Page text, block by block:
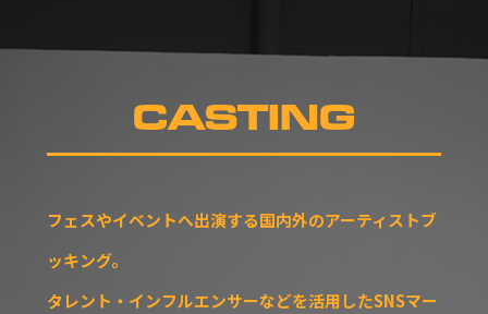
CASTING
フェスやイベントへ出演する国内外のアーティストブ
ッキング。
タレント・インフルエンサーなどを活用したSNSマー